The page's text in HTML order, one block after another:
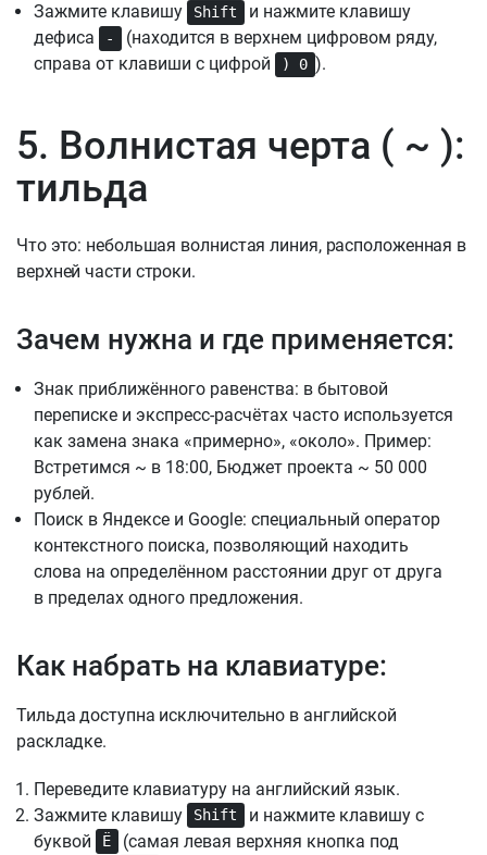
Зажмите клавишу Shift
и нажмите клавишу
дефиса
-
(находится в верхнем цифровом ряду,
справа от клавиши с цифрой
) 0 ).
5. Волнистая черта ( ~ ):
тильда
Что это: небольшая волнистая линия, расположенная в
верхней части строки.
Зачем нужна и где применяется:
Знак приближённого равенства: в бытовой
переписке и экспресс-расчётах часто используется
как замена знака «примерно», «около». Пример:
Встретимся ~ в 18:00, Бюджет проекта ~ 50 000
рублей.
Поиск в Яндексе и Google: специальный оператор
контекстного поиска, позволяющий находить
слова на определённом расстоянии друг от друга
в пределах одного предложения.
Как набрать на клавиатуре:
Тильда доступна исключительно в английской
раскладке.
Переведите клавиатуру на английский язык.
Зажмите клавишу
Shift
и нажмите клавишу с
буквой
Ё
(самая левая верхняя кнопка под